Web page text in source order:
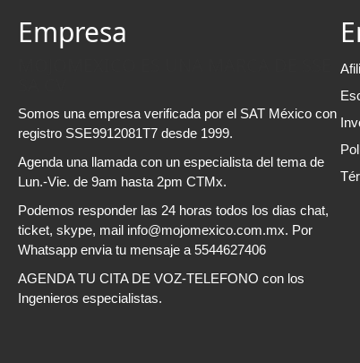
Empresa
Somos una empresa verificada por el SAT México con
registro SSE9912081T7 desde 1999.
Agenda una llamada con un especialista del tema de
Lun.-Vie. de 9am hasta 2pm CTMx.
Podemos responder las 24 horas todos los dias chat,
ticket, skype, mail info@mojomexico.com.mx. Por
Whatsapp envia tu mensaje a 5544627406
AGENDA TU CITA DE VOZ-TELEFONO con los
Ingenieros especialistas.